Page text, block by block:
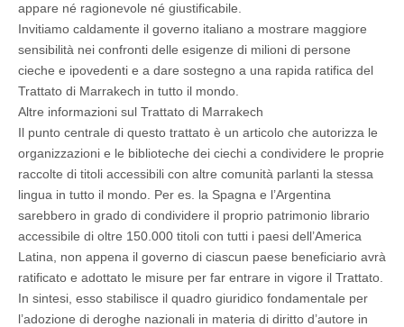
appare né ragionevole né giustificabile.
Invitiamo caldamente il governo italiano a mostrare maggiore
sensibilità nei confronti delle esigenze di milioni di persone
cieche e ipovedenti e a dare sostegno a una rapida ratifica del
Trattato di Marrakech in tutto il mondo.
Altre informazioni sul Trattato di Marrakech
Il punto centrale di questo trattato è un articolo che autorizza le
organizzazioni e le biblioteche dei ciechi a condividere le proprie
raccolte di titoli accessibili con altre comunità parlanti la stessa
lingua in tutto il mondo. Per es. la Spagna e l’Argentina
sarebbero in grado di condividere il proprio patrimonio librario
accessibile di oltre 150.000 titoli con tutti i paesi dell’America
Latina, non appena il governo di ciascun paese beneficiario avrà
ratificato e adottato le misure per far entrare in vigore il Trattato.
In sintesi, esso stabilisce il quadro giuridico fondamentale per
l’adozione di deroghe nazionali in materia di diritto d’autore in